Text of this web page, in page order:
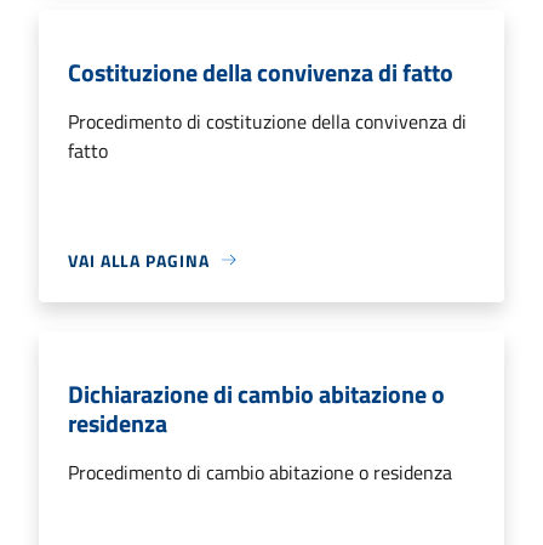
Costituzione della convivenza di fatto
Procedimento di costituzione della convivenza di
fatto
VAI ALLA PAGINA
Dichiarazione di cambio abitazione o
residenza
Procedimento di cambio abitazione o residenza